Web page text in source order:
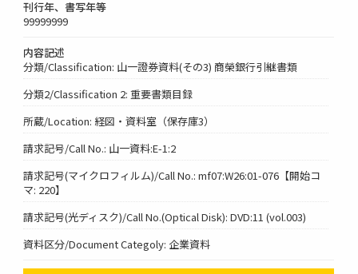
刊行年、書写年等
99999999
内容記述
分類/Classification: 山一證券資料(その3) 商榮銀行引継書類
分類2/Classification 2: 重要書類目録
所蔵/Location: 経図・資料室（保存庫3）
請求記号/Call No.: 山一資料:E-1:2
請求記号(マイクロフィルム)/Call No.: mf07:W26:01-076【開始コ
マ: 220】
請求記号(光ディスク)/Call No.(Optical Disk): DVD:11 (vol.003)
資料区分/Document Categoly: 企業資料